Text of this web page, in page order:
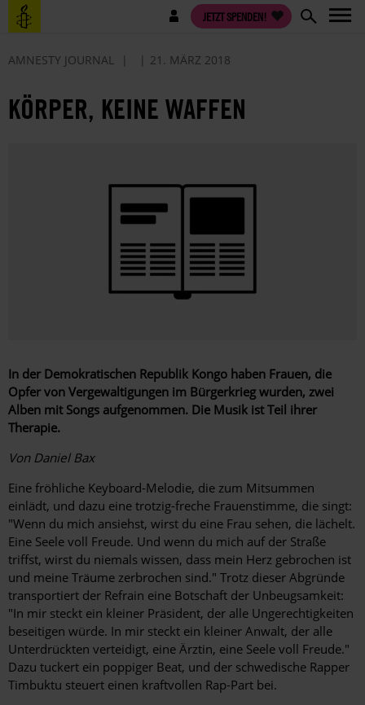
Direkt
zum
Benutzermenü JETZT SPENDEN!
AMNESTY JOURNAL 21. MÄRZ 2018
KÖRPER, KEINE WAFFEN
In der Demokratischen Republik Kongo haben Frauen, die
Opfer von Vergewaltigungen im Bürgerkrieg wurden, zwei
Alben mit Songs aufgenommen. Die Musik ist Teil ihrer
Therapie.
Von Daniel Bax
Eine fröhliche Keyboard-Melodie, die zum Mitsummen
einlädt, und dazu eine trotzig-freche Frauenstimme, die singt:
"Wenn du mich ansiehst, wirst du eine Frau sehen, die lächelt.
Eine Seele voll Freude. Und wenn du mich auf der Straße
triffst, wirst du niemals wissen, dass mein Herz gebrochen ist
und meine Träume zerbrochen sind." Trotz dieser Abgründe
transportiert der Refrain eine Botschaft der Unbeugsamkeit:
"In mir steckt ein kleiner Präsident, der alle Ungerechtigkeiten
beseitigen würde. In mir steckt ein kleiner Anwalt, der alle
Unterdrückten verteidigt, eine Ärztin, eine Seele voll Freude."
Dazu tuckert ein poppiger Beat, und der schwedische Rapper
Timbuktu steuert einen kraftvollen Rap-Part bei.